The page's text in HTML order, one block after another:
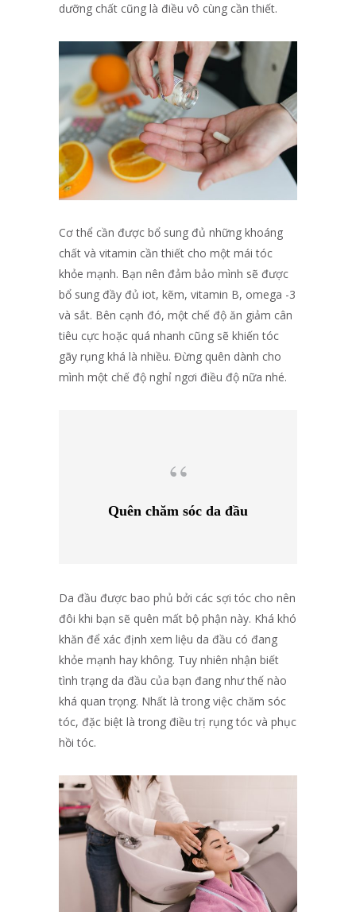
dưỡng chất cũng là điều vô cùng cần thiết.
Cơ thể cần được bổ sung đủ những khoáng
chất và vitamin cần thiết cho một mái tóc
khỏe mạnh. Bạn nên đảm bảo mình sẽ được
bổ sung đầy đủ iot, kẽm, vitamin B, omega -3
và sắt. Bên cạnh đó, một chế độ ăn giảm cân
tiêu cực hoặc quá nhanh cũng sẽ khiến tóc
gãy rụng khá là nhiều. Đừng quên dành cho
mình một chế độ nghỉ ngơi điều độ nữa nhé.
Quên chăm sóc da đầu
Da đầu được bao phủ bởi các sợi tóc cho nên
đôi khi bạn sẽ quên mất bộ phận này. Khá khó
khăn để xác định xem liệu da đầu có đang
khỏe mạnh hay không. Tuy nhiên nhận biết
tình trạng da đầu của bạn đang như thế nào
khá quan trọng. Nhất là trong việc chăm sóc
tóc, đặc biệt là trong điều trị rụng tóc và phục
hồi tóc.